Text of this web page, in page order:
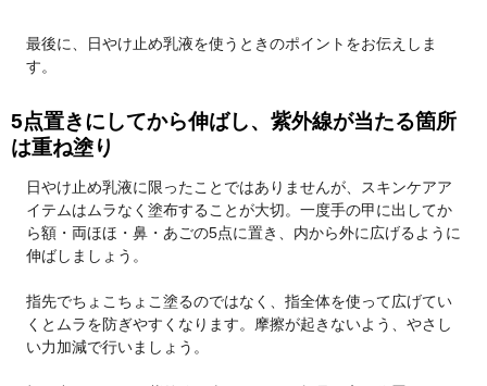
最後に、日やけ止め乳液を使うときのポイントをお伝えしま
す。
5点置きにしてから伸ばし、紫外線が当たる箇所
は重ね塗り
日やけ止め乳液に限ったことではありませんが、スキンケアア
イテムはムラなく塗布することが大切。一度手の甲に出してか
ら額・両ほほ・鼻・あごの5点に置き、内から外に広げるように
伸ばしましょう。
指先でちょこちょこ塗るのではなく、指全体を使って広げてい
くとムラを防ぎやすくなります。摩擦が起きないよう、やさし
い力加減で行いましょう。